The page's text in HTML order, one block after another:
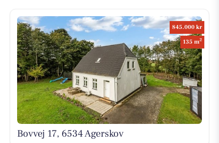
845.000 kr
135 m2
Bovvej 17, 6534 Agerskov